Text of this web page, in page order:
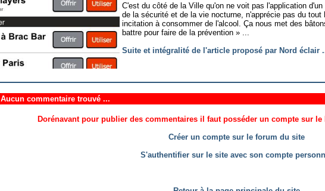
C'est du côté de la Ville qu'on ne voit pas l'application
de la sécurité et de la vie nocturne, n'apprécie pas du
incitation à consommer de l'alcool. Ça nous met des
battre pour faire de la prévention » ...
Suite et intégralité de l'article proposé par Nord éclair
Aucun commentaire trouvé ...
Dorénavant pour publier des commentaires il faut posséder un compte sur
Créer un compte sur le forum du site
S'authentifier sur le site avec son compte